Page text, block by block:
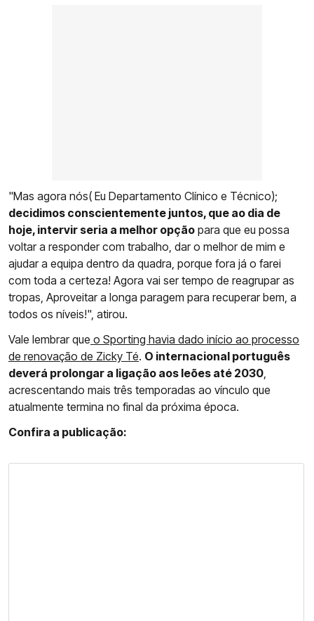
"Mas agora nós( Eu Departamento Clínico e Técnico);
decidimos conscientemente juntos, que ao dia de
hoje, intervir seria a melhor opção para que eu possa
voltar a responder com trabalho, dar o melhor de mim e
ajudar a equipa dentro da quadra, porque fora já o farei
com toda a certeza! Agora vai ser tempo de reagrupar as
tropas, Aproveitar a longa paragem para recuperar bem, a
todos os níveis!", atirou.
Vale lembrar que o Sporting havia dado início ao processo
de renovação de Zicky Té. O internacional português
deverá prolongar a ligação aos leões até 2030
acrescentando mais três temporadas ao vínculo que
atualmente termina no final da próxima época.
Confira a publicação: